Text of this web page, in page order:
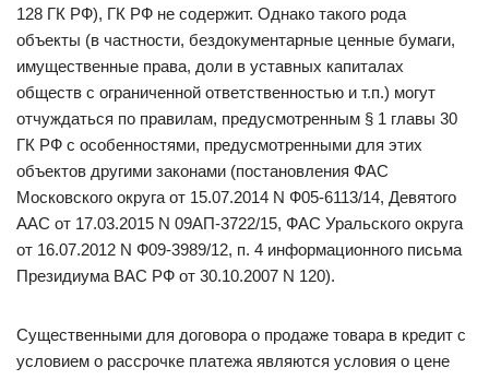
128 ГК РФ), ГК РФ не содержит. Однако такого рода
объекты (в частности, бездокументарные ценные бумаги,
имущественные права, доли в уставных капиталах
обществ с ограниченной ответственностью и т.п.) могут
отчуждаться по правилам, предусмотренным § 1 главы 30
ГК РФ с особенностями, предусмотренными для этих
объектов другими законами (постановления ФАС
Московского округа от 15.07.2014 N Ф05-6113/14, Девятого
ААС от 17.03.2015 N 09АП-3722/15, ФАС Уральского округа
от 16.07.2012 N Ф09-3989/12, п. 4 информационного письма
Президиума ВАС РФ от 30.10.2007 N 120).
Существенными для договора о продаже товара в кредит с
условием о рассрочке платежа являются условия о цене